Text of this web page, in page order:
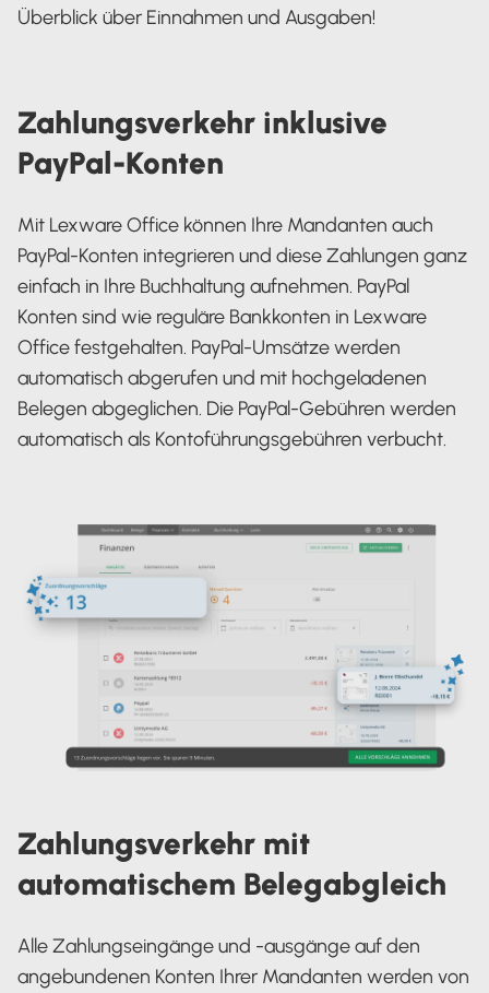
Überblick über Einnahmen und Ausgaben!
Zahlungsverkehr inklusive
PayPal-Konten
Mit Lexware Office können Ihre Mandanten auch
PayPal-Konten integrieren und diese Zahlungen ganz
einfach in Ihre Buchhaltung aufnehmen. PayPal
Konten sind wie reguläre Bankkonten in Lexware
Office festgehalten. PayPal-Umsätze werden
automatisch abgerufen und mit hochgeladenen
Belegen abgeglichen. Die PayPal-Gebühren werden
automatisch als Kontoführungsgebühren verbucht.
Zahlungsverkehr mit
automatischem Belegabgleich
Alle Zahlungseingänge und -ausgänge auf den
angebundenen Konten Ihrer Mandanten werden von